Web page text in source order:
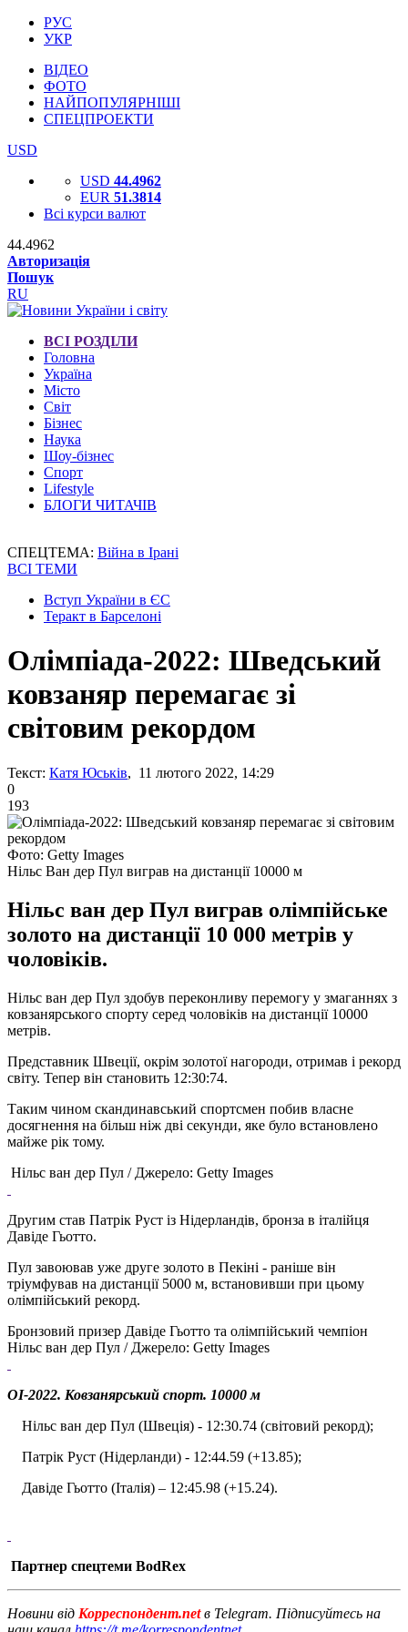
РУС
УКР
ВІДЕО
ФОТО
НАЙПОПУЛЯРНІШІ
СПЕЦПРОЕКТИ
USD
USD 44.4962
EUR 51.3814
Всі курси валют
44.4962
Авторизація
Пошук
RU
ВСІ РОЗДІЛИ
Головна
Україна
Місто
Світ
Бізнес
Наука
Шоу-бізнес
Спорт
Lifestyle
БЛОГИ ЧИТАЧІВ
СПЕЦТЕМА: Війна в Ірані
ВСІ ТЕМИ
Вступ України в ЄС
Теракт в Барселоні
Олімпіада-2022: Шведський
ковзаняр перемагає зі
світовим рекордом
Текст: Катя Юськів, 11 лютого 2022, 14:29
0
193
Фото: Getty Images
Нільс Ван дер Пул виграв на дистанції 10000 м
Нільс ван дер Пул виграв олімпійське
золото на дистанції 10 000 метрів у
чоловіків.
Нільс ван дер Пул здобув переконливу перемогу у змаганнях з
ковзанярського спорту серед чоловіків на дистанції 10000
метрів.
Представник Швеції, окрім золотої нагороди, отримав і рекорд
світу. Тепер він становить 12:30:74.
Таким чином скандинавський спортсмен побив власне
досягнення на більш ніж дві секунди, яке було встановлено
майже рік тому.
Нільс ван дер Пул / Джерело: Getty Images
Другим став Патрік Руст із Нідерландів, бронза в італійця
Давіде Гьотто.
Пул завоював уже друге золото в Пекіні - раніше він
тріумфував на дистанції 5000 м, встановивши при цьому
олімпійський рекорд.
Бронзовий призер Давіде Гьотто та олімпійський чемпіон
Нільс ван дер Пул / Джерело: Getty Images
ОІ-2022. Ковзанярський спорт. 10000 м
Нільс ван дер Пул (Швеція) - 12:30.74 (світовий рекорд);
Патрік Руст (Нідерланди) - 12:44.59 (+13.85);
Давіде Гьотто (Італія) – 12:45.98 (+15.24).
Партнер спецтеми BodRex
Новини від Корреспондент.netв Telegram. Підписуйтесь на